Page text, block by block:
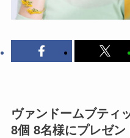
ヴァンドームブティ
8個 8名様にプレゼン